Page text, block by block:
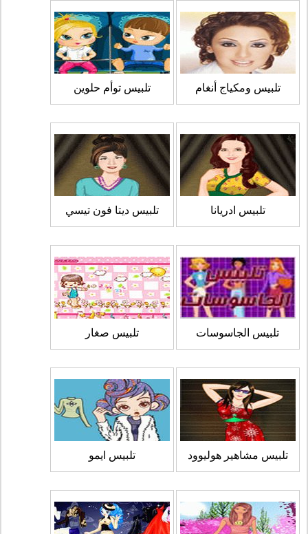
تلبيس ومكياج أنغام تلبيس توأم حلوين
تلبيس ادريانا تلبيس ديتا فون تيسي
تلبيس الجاسوسات تلبيس صغار
تلبيس مشاهير هوليوود تلبيس ايمو